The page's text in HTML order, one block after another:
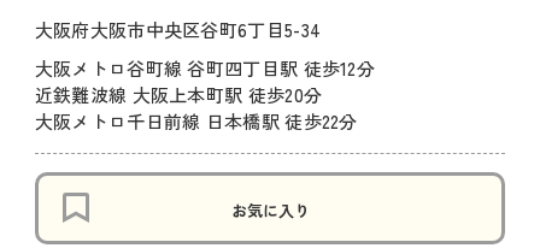
大阪府大阪市中央区谷町6丁目5-34
大阪メトロ谷町線 谷町四丁目駅 徒歩12分
近鉄難波線 大阪上本町駅 徒歩20分
大阪メトロ千日前線 日本橋駅 徒歩22分
お気に入り